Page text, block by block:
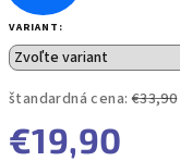
VARIANT:
štandardná cena: €33,90
€19,90